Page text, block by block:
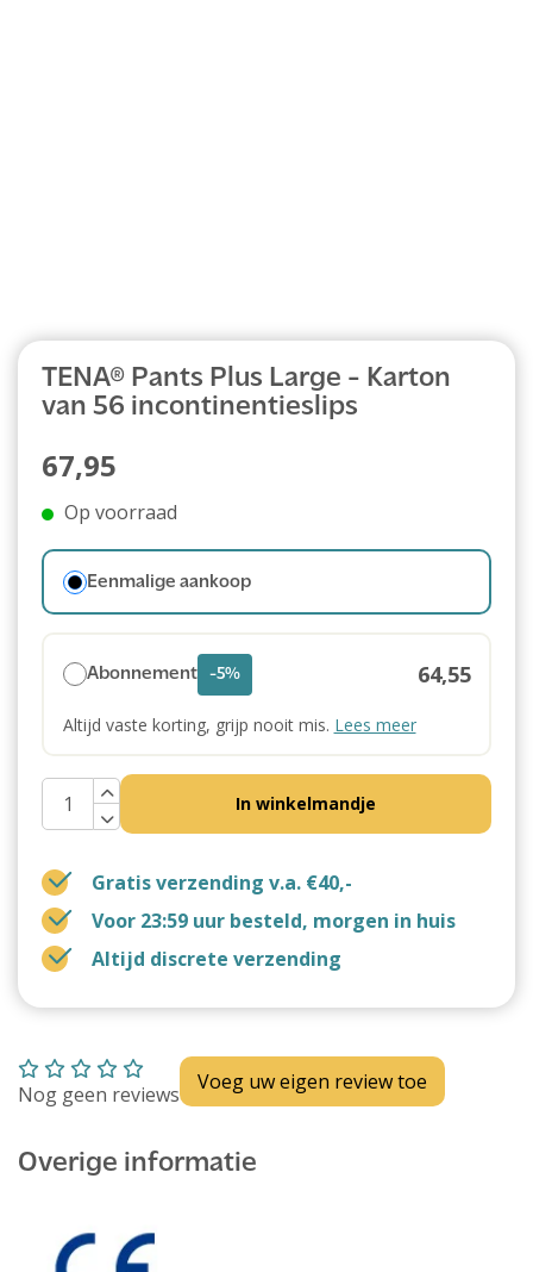
TENA® Pants Plus Large - Karton
van 56 incontinentieslips
67,95
Op voorraad
Eenmalige aankoop
Abonnement -5% 64,55
Altijd vaste korting, grijp nooit mis. Lees meer
In winkelmandje
Gratis verzending v.a. €40,-
Voor 23:59 uur besteld, morgen in huis
Altijd discrete verzending
Nog geen reviews Voeg uw eigen review toe
Overige informatie